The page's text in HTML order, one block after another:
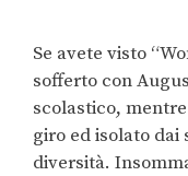
Se avete visto
sofferto con
scolastico,
giro ed isolato dai
diversità.